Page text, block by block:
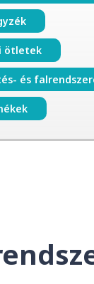
ötletek
és